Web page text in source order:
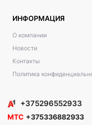
ИНФОРМАЦИЯ
О компании
Новости
Контакты
Политика
+375296552933
МТС +375336882933